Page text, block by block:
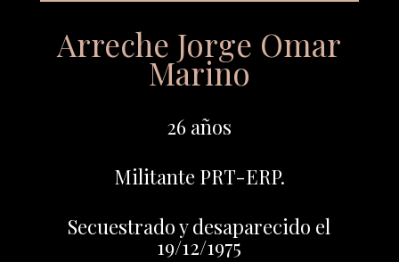
Arreche Jorge Omar
Marino
26 años
Militante PRT-ERP.
Secuestrado y desaparecido el
19/12/1975